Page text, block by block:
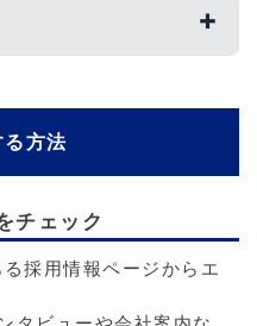
性社員も多く、家庭と
えます。
くありません。
ことができるといった
万円です。
ており、ベンチャー企
す。
、給与にはある程度満
ます。
退職金制度が導入され
いて不満を感じている
方法
チェック
採用情報ページからエ